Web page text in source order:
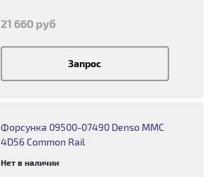
21 660 руб
Запрос
Форсунка 09500-07490 Denso MMC
4D56 Common Rail
Нет в наличии